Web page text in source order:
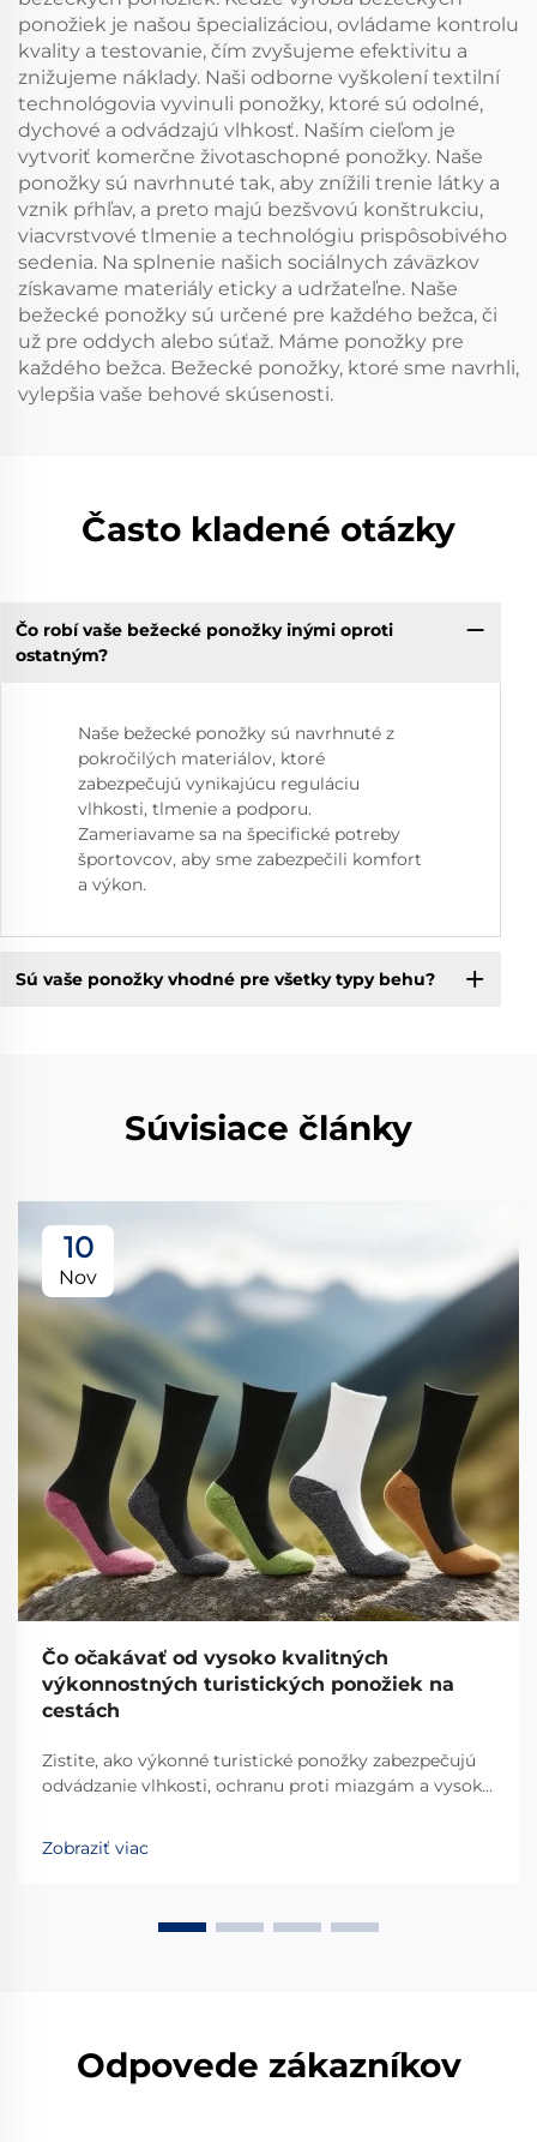
ponožiek je našou špecializáciou, ovládame kontrolu
kvality a testovanie, čím zvyšujeme efektivitu a
znižujeme náklady. Naši odborne vyškolení textilní
technológovia vyvinuli ponožky, ktoré sú odolné,
dychové a odvádzajú vlhkosť. Naším cieľom je
vytvoriť komerčne životaschopné ponožky. Naše
ponožky sú navrhnuté tak, aby znížili trenie látky a
vznik pŕhľav, a preto majú bezšvovú konštrukciu,
viacvrstvové tlmenie a technológiu prispôsobivého
sedenia. Na splnenie našich sociálnych záväzkov
získavame materiály eticky a udržateľne. Naše
bežecké ponožky sú určené pre každého bežca, či
už pre oddych alebo súťaž. Máme ponožky pre
každého bežca. Bežecké ponožky, ktoré sme navrhli,
vylepšia vaše behové skúsenosti.
Často kladené otázky
Čo robí vaše bežecké ponožky inými oproti
ostatným?
Naše bežecké ponožky sú navrhnuté z
pokročilých materiálov, ktoré
zabezpečujú vynikajúcu reguláciu
vlhkosti, tlmenie a podporu.
Zameriavame sa na špecifické potreby
športovcov, aby sme zabezpečili komfort
a výkon.
Sú vaše ponožky vhodné pre všetky typy behu?
Súvisiace články
10
Nov
Čo očakávať od vysoko kvalitných
výkonnostných turistických ponožiek na
cestách
Zistite, ako výkonné turistické ponožky zabezpečujú
odvádzanie vlhkosti, ochranu proti miazgám a vysokú
pokročilé zmesi prevyšujú bavlnu. Dozvedzte sa viac.
Zobraziť viac
Odpovede zákazníkov